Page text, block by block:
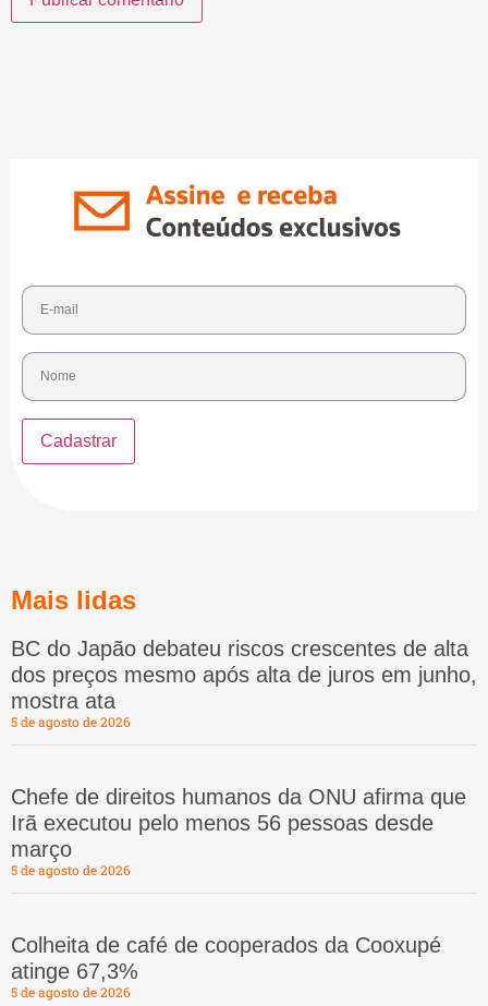
Mais lidas
BC do Japão debateu riscos crescentes de alta
dos preços mesmo após alta de juros em junho,
mostra ata
5 de agosto de 2026
Chefe de direitos humanos da ONU afirma que
Irã executou pelo menos 56 pessoas desde
março
5 de agosto de 2026
Colheita de café de cooperados da Cooxupé
atinge 67,3%
5 de agosto de 2026